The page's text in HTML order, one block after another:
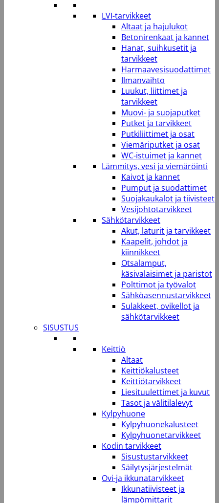
LVI-tarvikkeet
Altaat ja hajulukot
Betonirenkaat ja kannet
Hanat, suihkusetit ja
tarvikkeet
Harmaavesisuodattimet
Ilmanvaihto
Luukut, liittimet ja
tarvikkeet
Muovi- ja suojaputket
Putket ja tarvikkeet
Putkiliittimet ja osat
Viemäriputket ja osat
WC-istuimet ja kannet
Lämmitys, vesi ja viemäröinti
Kaivot ja kannet
Pumput ja suodattimet
Suojakaukalot ja tiivisteet
Vesijohtotarvikkeet
Sähkötarvikkeet
Akut, laturit ja tarvikkeet
Kaapelit, johdot ja
kiinnikkeet
Otsalamput,
käsivalaisimet ja paristot
Polttimot ja työvalot
Sähköasennustarvikkeet
Sulakkeet, ovikellot ja
sähkötarvikkeet
SISUSTUS
Keittiö
Altaat
Keittiökalusteet
Keittiötarvikkeet
Liesituulettimet ja kuvut
Tasot ja välitilalevyt
Kylpyhuone
Kylpyhuonekalusteet
Kylpyhuonetarvikkeet
Kodin tarvikkeet
Sisustustarvikkeet
Säilytysjärjestelmät
Ovi-ja ikkunatarvikkeet
Ikkunatiivisteet ja
lämpömittarit